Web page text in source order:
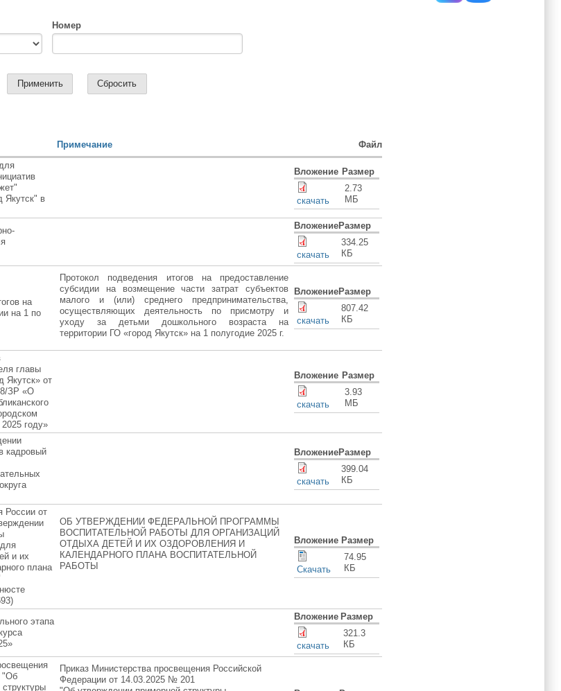
Номер
Примечание Файл
Якутск" в
Вложение Размер
скачать
2.73
МБ
ВложениеРазмер
скачать
334.25
КБ
на
на 1 по
Протокол подведения итогов на предоставление
субсидии на возмещение части затрат субъектов
малого и (или) среднего предпринимательства,
осуществляющих деятельность по присмотру и
уходу за детьми дошкольного возраста на
территории ГО «город Якутск» на 1 полугодие 2025 г.
ВложениеРазмер
скачать
807.42
КБ
главы
Якутск» от
ЗР «О
году»
Вложение Размер
скачать
3.93
МБ
кадровый
ВложениеРазмер
скачать
399.04
КБ
России от
и их
плана
ОБ УТВЕРЖДЕНИИ ФЕДЕРАЛЬНОЙ ПРОГРАММЫ
ВОСПИТАТЕЛЬНОЙ РАБОТЫ ДЛЯ ОРГАНИЗАЦИЙ
ОТДЫХА ДЕТЕЙ И ИХ ОЗДОРОВЛЕНИЯ И
КАЛЕНДАРНОГО ПЛАНА ВОСПИТАТЕЛЬНОЙ
РАБОТЫ
Вложение Размер
Скачать
74.95
КБ
этапа
Вложение Размер
скачать
321.3
КБ
"Об
Приказ Министерства просвещения Российской
Федерации от 14.03.2025 № 201